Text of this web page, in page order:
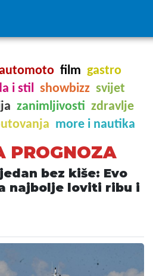
film gastro
i stil showbizz svijet
zanimljivosti zdravlje
more i nautika
PROGNOZA
bez kiše: Evo
najbolje loviti ribu i